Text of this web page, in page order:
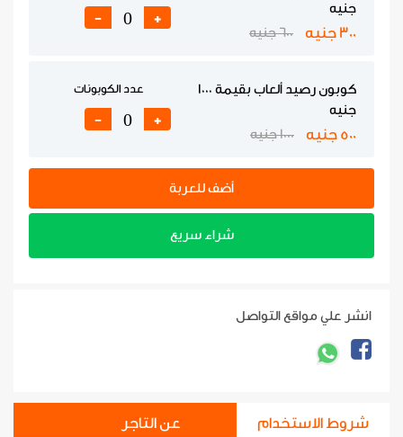
جنيه
300 جنيه 600 جنيه
+
-
كوبون رصيد ألعاب بقيمة 1000
جنيه
500 جنيه 1000 جنيه
عدد الكوبونات
+
-
أضف للعربة
شراء سريع
انشر علي مواقع التواصل
شروط الاستخدام عن التاجر